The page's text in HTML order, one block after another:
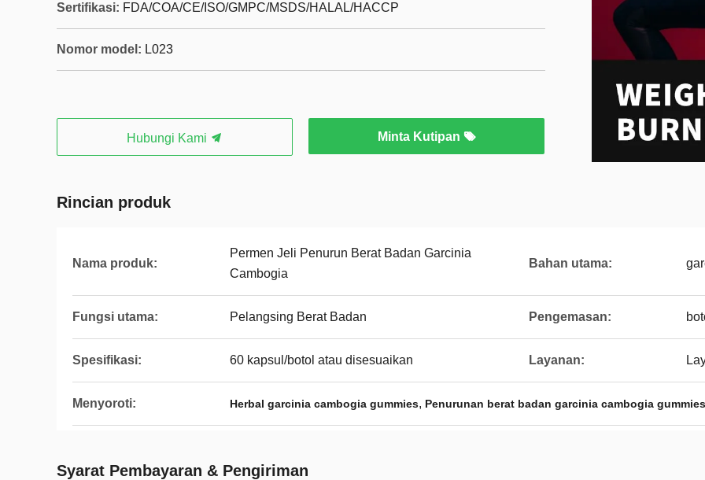
Sertifikasi: FDA/COA/CE/ISO/GMPC/MSDS/HALAL/HACCP
Nomor model: L023
Hubungi Kami Minta Kutipan
Rincian produk
Nama produk:
Permen Jeli Penurun Berat Badan Garcinia
Cambogia
Bahan utama:
Fungsi utama: Pelangsing Berat Badan Pengemasan:
Spesifikasi: 60 kapsul/botol atau disesuaikan Layanan:
Menyoroti: Herbal garcinia cambogia gummies, Penurunan berat badan garcinia cambogia gummies
Syarat Pembayaran & Pengiriman